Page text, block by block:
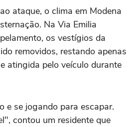
ataque, o clima em Modena
Na Via Emilia
os vestígios da
removidos, restando apenas
atingida pelo veículo durante
e se jogando para escapar.
contou um residente que